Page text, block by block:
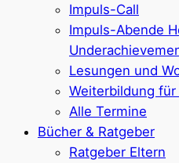
Impuls-Call
Impuls-Abende
Lesungen und
Weiterbildung für
Alle Termine
Bücher & Ratgeber
Ratgeber Eltern